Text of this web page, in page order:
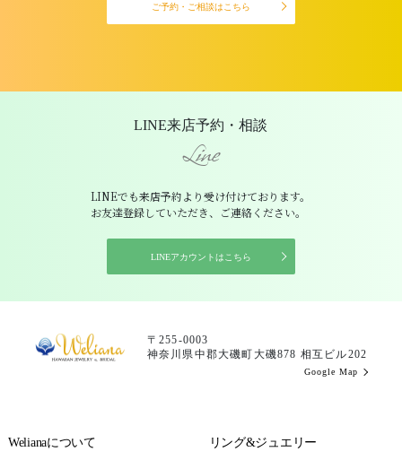
ご予約・ご相談はこちら
LINE来店予約・相談
Line
LINEでも来店予約より受け付けております。
お友達登録していただき、ご連絡ください。
LINEアカウントはこちら
〒255-0003
神奈川県中郡大磯町大磯878 相互ビル202
Google Map
Welianaについて リング&ジュエリー